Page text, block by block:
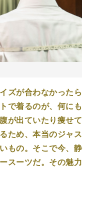
ズが合わなかったら
で着るのが、何にも
が出ていたり痩せて
ため、本当のジャス
もの。そこで今、静
スーツだ。その魅力